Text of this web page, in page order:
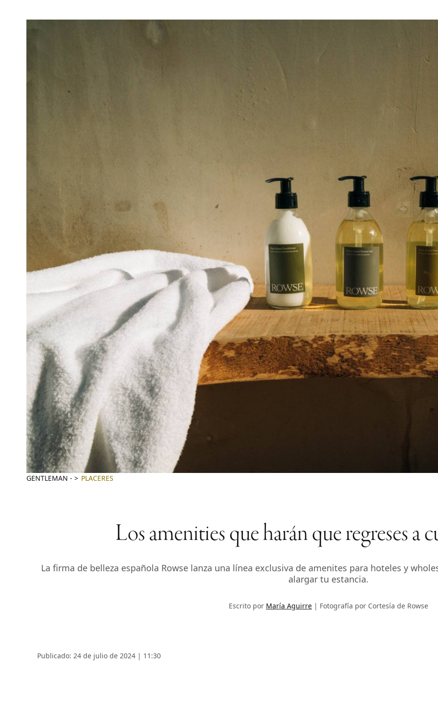
GENTLEMAN - PLACERES
Los amenities que harán que regreses a
La firma de belleza española Rowse lanza una línea exclusiva de amenites para hoteles y
alargar tu estancia.
Escrito por María Aguirre Fotografía por Cortesía de Rowse
Publicado: 24 de julio de 2024 | 11:30